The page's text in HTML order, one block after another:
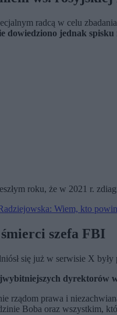
radcą w celu
dowiedziono jednak
roku, że w 2021 r.
Wiem, kto
szefa FBI
się już w serwisie X były
dyrektorów
rządom prawa i
Boba oraz wszystkim,